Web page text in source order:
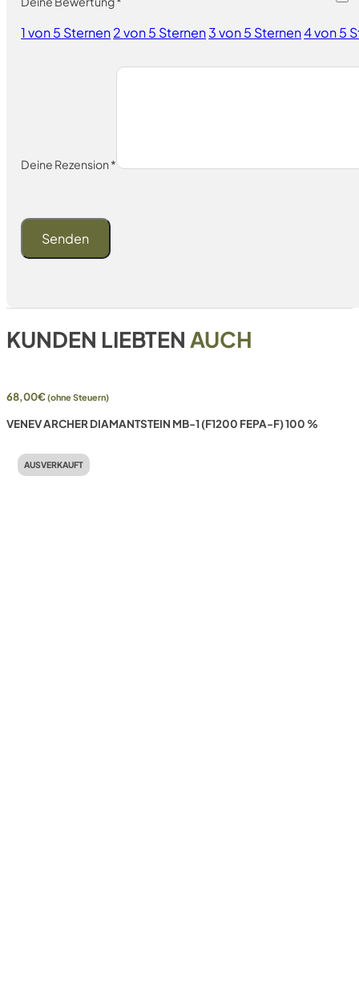
1 von 5 Sternen2 von 5 Sternen3 von 5 Sternen4 von 5
Deine Rezension*
KUNDEN LIEBTEN AUCH
68,00€(ohne Steuern)
VENEV ARCHER DIAMANTSTEIN MB-1 (F1200 FEPA-F) 100 %
AUSVERKAUFT